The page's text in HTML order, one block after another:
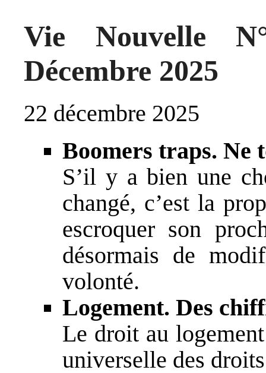
Vie Nouvelle
Décembre 2025
22 décembre 2025
Boomers traps. Ne
S’il y a bien une
changé, c’est la
escroquer son
désormais de
volonté.
Logement. Des
Le droit au
universelle des droits